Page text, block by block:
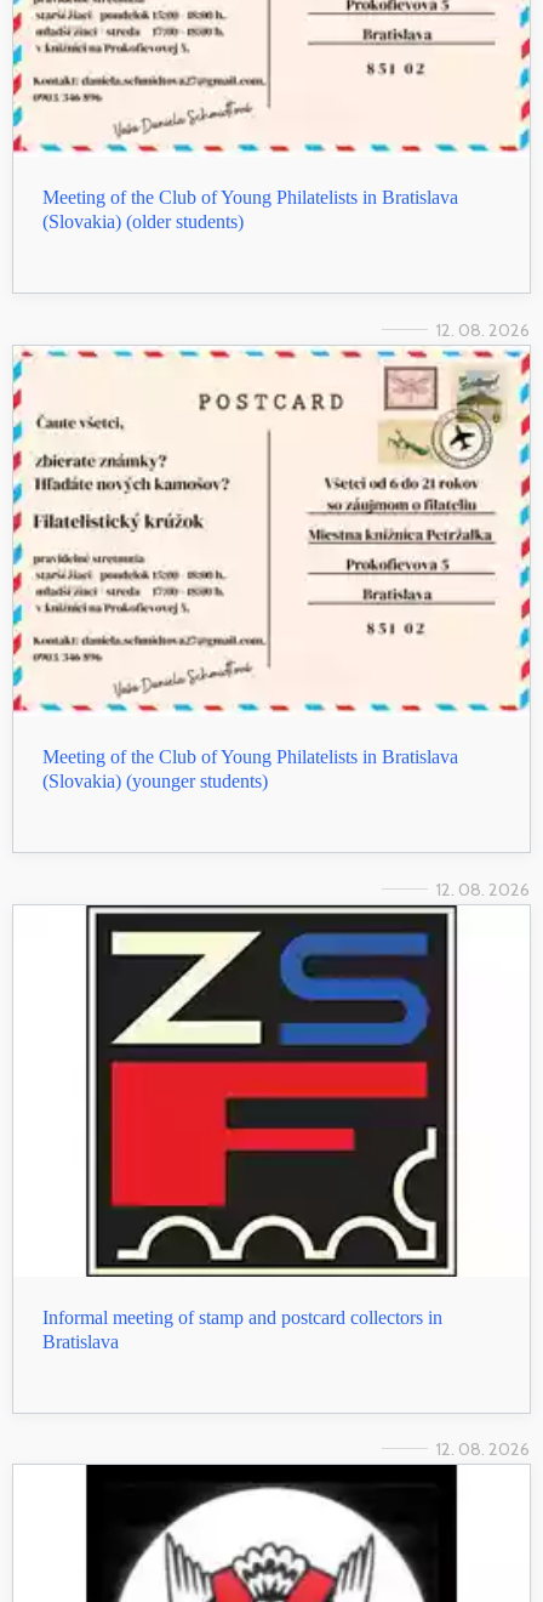
Meeting of the Club of Young Philatelists in Bratislava
(Slovakia) (older students)
12. 08. 2026
Meeting of the Club of Young Philatelists in Bratislava
(Slovakia) (younger students)
12. 08. 2026
Informal meeting of stamp and postcard collectors in
Bratislava
12. 08. 2026